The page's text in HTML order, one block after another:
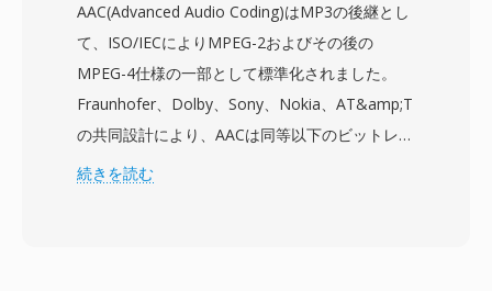
は、APEファイルが同等のFLACやWavPackエン
コーディングより2-5%小さくなることが頻繁に
示されています。この形式はAPEv2メタデータに
よる堅牢なタグ付けを備え、アルバムアート、歌
詞、詳細なカタログ情報をサポートします。プラ
ットフォームサポートはFLACより限定的で —
AAC(Advanced Audio Coding)はMP3の後継とし
て、ISO/IECによりMPEG-2およびその後の
MPEG-4仕様の一部として標準化されました。
Fraunhofer、Dolby、Sony、Nokia、AT&amp;T
の共同設計により、AACは同等以下のビットレー
トで優れた音質を実現します — 96 kbpsのAAC
続きを読む